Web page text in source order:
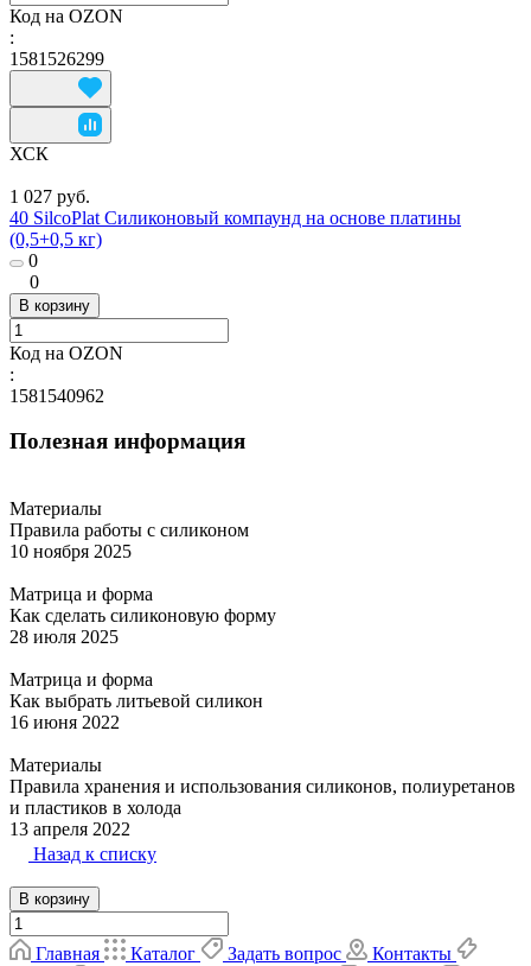
Код на OZON
:
1581526299
ХСК
1 027 руб.
40 SilcoPlat Силиконовый компаунд на основе платины
(0,5+0,5 кг)
0
0
В корзину
Код на OZON
:
1581540962
Полезная информация
Материалы
Правила работы с силиконом
10 ноября 2025
Матрица и форма
Как сделать силиконовую форму
28 июля 2025
Матрица и форма
Как выбрать литьевой силикон
16 июня 2022
Материалы
Правила хранения и использования силиконов, полиуретанов
и пластиков в холода
13 апреля 2022
Назад к списку
В корзину
Главная Каталог Задать вопрос
Контакты